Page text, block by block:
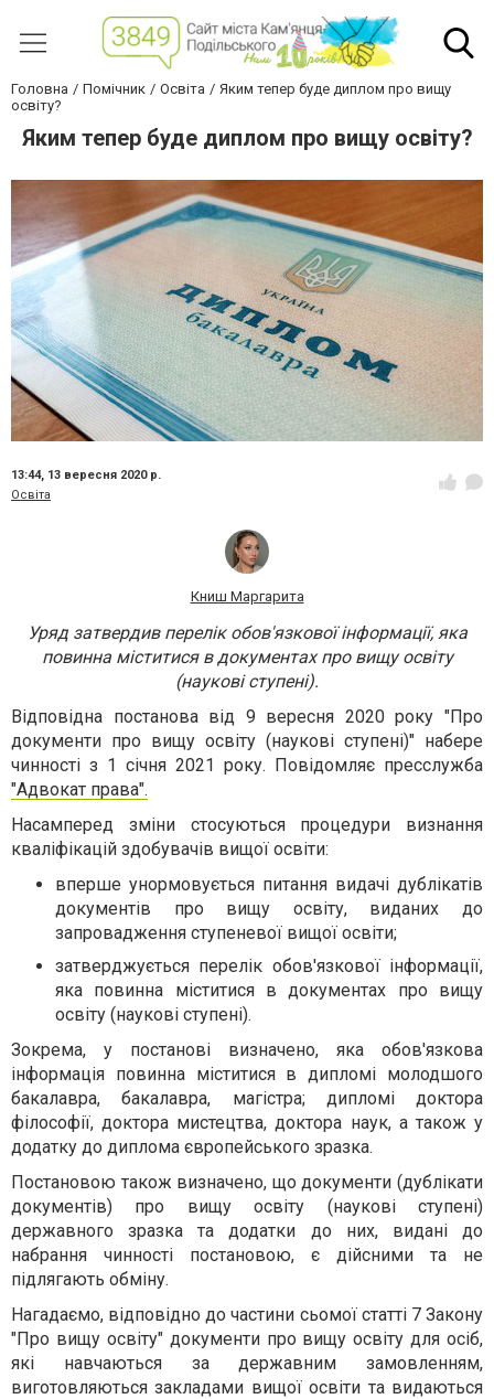
Головна Помічник Освіта
Яким тепер буде диплом про вищу
освіту?
Яким тепер буде диплом про вищу освіту?
13:44, 13 вересня 2020 р.
Освіта
Книш Маргарита
Уряд затвердив перелік обов'язкової інформації, яка
повинна міститися в документах про вищу освіту
(наукові ступені).
Відповідна постанова від 9 вересня 2020 року "Про
документи про вищу освіту (наукові ступені)" набере
чинності з 1 січня 2021 року. Повідомляє пресслужба
"Адвокат права".
Насамперед зміни стосуються процедури визнання
кваліфікацій здобувачів вищої освіти:
вперше унормовується питання видачі дублікатів
документів про вищу освіту, виданих до
запровадження ступеневої вищої освіти;
затверджується перелік обов'язкової інформації,
яка повинна міститися в документах про вищу
освіту (наукові ступені).
Зокрема, у постанові визначено, яка обов'язкова
інформація повинна міститися в дипломі молодшого
бакалавра, бакалавра, магістра; дипломі доктора
філософії, доктора мистецтва, доктора наук, а також у
додатку до диплома європейського зразка.
Постановою також визначено, що документи (дублікати
документів) про вищу освіту (наукові ступені)
державного зразка та додатки до них, видані до
набрання чинності постановою, є дійсними та не
підлягають обміну.
Нагадаємо, відповідно до частини сьомої статті 7 Закону
"Про вищу освіту" документи про вищу освіту для осіб,
які навчаються за державним замовленням,
виготовляються закладами вищої освіти та видаються